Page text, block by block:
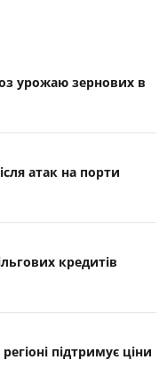
урожаю зернових в
атак на порти
кредитів
підтримує ціни